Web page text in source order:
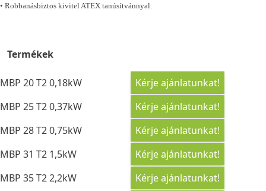
• Robbanásbiztos kivitel ATEX tanúsítvánnyal.
Termékek
MBP 20 T2 0,18kW
Kérje ajánlatunkat!
MBP 25 T2 0,37kW
Kérje ajánlatunkat!
MBP 28 T2 0,75kW
Kérje ajánlatunkat!
MBP 31 T2 1,5kW
Kérje ajánlatunkat!
MBP 35 T2 2,2kW
Kérje ajánlatunkat!